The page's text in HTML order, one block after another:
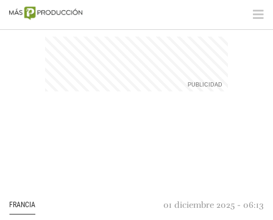
FRANCIA 01 diciembre 2025 - 06:13